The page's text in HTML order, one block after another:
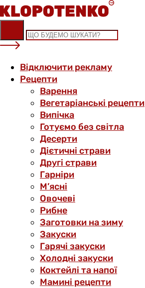
Skip
to
content
Відключити рекламу
Рецепти
Варення
Вегетаріанські рецепти
Випічка
Готуємо без світла
Десерти
Дієтичні страви
Другі страви
Гарніри
М’ясні
Овочеві
Рибне
Заготовки на зиму
Закуски
Гарячі закуски
Холодні закуски
Коктейлі та напої
Мамині рецепти